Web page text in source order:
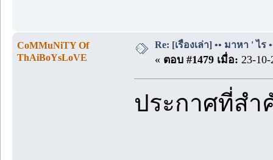
CoMMuNiTY Of
ThAiBoYsLoVE
Re: [เรื่องเล่า] •• มาหา ' ไร
« ตอบ #1479 เมื่อ: 23-
ประกาศที่ส